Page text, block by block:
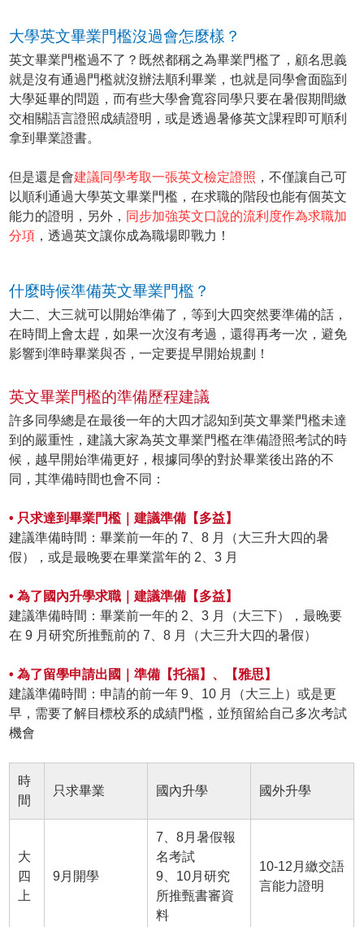
大學英文畢業門檻沒過會怎麼樣？
英文畢業門檻過不了？既然都稱之為畢業門檻了，顧名思義
就是沒有通過門檻就沒辦法順利畢業，也就是同學會面臨到
大學延畢的問題，而有些大學會寬容同學只要在暑假期間繳
交相關語言證照成績證明，或是透過暑修英文課程即可順利
拿到畢業證書。
但是還是會建議同學考取一張英文檢定證照 ，不僅讓自己可
以順利通過大學英文畢業門檻，在求職的階段也能有個英文
能力的證明，另外， 同步加強英文口說的流利度作為求職加
分項 ，透過英文讓你成為職場即戰力！
什麼時候準備英文畢業門檻？
大二、大三就可以開始準備了，等到大四突然要準備的話，
在時間上會太趕，如果一次沒有考過，還得再考一次，避免
影響到準時畢業與否，一定要提早開始規劃！
英文畢業門檻的準備歷程建議
許多同學總是在最後一年的大四才認知到英文畢業門檻未達
到的嚴重性，建議大家為英文畢業門檻在準備證照考試的時
候，越早開始準備更好，根據同學的對於畢業後出路的不
同，其準備時間也會不同：
• 只求達到畢業門檻｜建議準備【多益】
建議準備時間：畢業前一年的 7、8 月（大三升大四的暑
假），或是最晚要在畢業當年的 2、3 月
• 為了國內升學求職｜建議準備【多益】
建議準備時間：畢業前一年的 2、3 月（大三下），最晚要
在 9 月研究所推甄前的 7、8 月（大三升大四的暑假）
• 為了留學申請出國｜準備【托福】、【雅思】
建議準備時間：申請的前一年 9、10 月（大三上）或是更
早，需要了解目標校系的成績門檻，並預留給自己多次考試
機會
時
間
只求畢業 國內升學 國外升學
大
四
上
9月開學
7、8月暑假報
名考試
9、10月研究
所推甄書審資
料
10-12月繳交語
言能力證明